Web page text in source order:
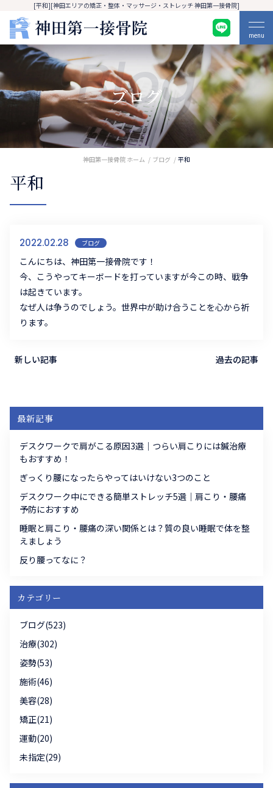
[平和][神田エリアの矯正・整体・マッサージ・ストレッチ 神田第一接骨院]
menu
Blog
ブログ
神田第一接骨院 ホーム ブログ 平和
平和
2022.02.28 ブログ
こんにちは、神田第一接骨院です！
今、こうやってキーボードを打っていますが今この時、戦争
は起きています。
なぜ人は争うのでしょう。世界中が助け合うことを心から祈
ります。
新しい記事 過去の記事
最新記事
デスクワークで肩がこる原因3選｜つらい肩こりには鍼治療
もおすすめ！
ぎっくり腰になったらやってはいけない3つのこと
デスクワーク中にできる簡単ストレッチ5選｜肩こり・腰痛
予防におすすめ
睡眠と肩こり・腰痛の深い関係とは？質の良い睡眠で体を整
えましょう
反り腰ってなに？
カテゴリー
ブログ(523)
治療(302)
姿勢(53)
施術(46)
美容(28)
矯正(21)
運動(20)
未指定(29)